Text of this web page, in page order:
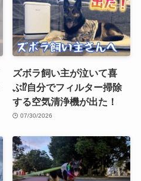
ズボラ飼い主が泣いて喜
ぶ⁉︎自分でフィルター掃除
する空気清浄機が出た！
07/30/2026